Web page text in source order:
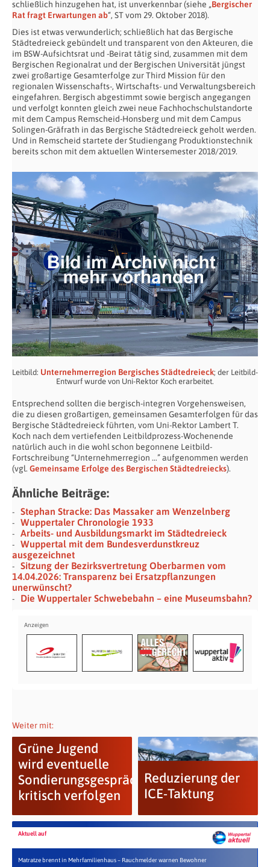
schließlich hinzugehen hat, ist unverkennbar (siehe „Bergischer
Rat fragt Erwartungen ab“, ST vom 29. Oktober 2018).
Dies ist etwas verwunderlich; schließlich hat das Bergische
Städtedreieck gebündelt und transparent von den Akteuren, die
im BSW-Aufsichtsrat und -Beirat tätig sind, zusammen mit dem
Bergischen Regionalrat und der Bergischen Universität jüngst
zwei großartige Gesamterfolge zur Third Mission für den
regionalen Wissenschafts-, Wirtschafts- und Verwaltungsbereich
eingefahren. Bergisch abgestimmt sowie bergisch angegangen
und verfolgt konnten gleich zwei neue Fachhochschulstandorte
mit dem Campus Remscheid-Honsberg und mit dem Campus
Solingen-Gräfrath in das Bergische Städtedreieck geholt werden.
Und in Remscheid startete der Studiengang Produktionstechnik
bereits schon mit dem aktuellen Wintersemester 2018/2019.
Leitbild: Unternehmerregion Bergisches Städtedreieck; der Leitbild-
Entwurf wurde von Uni-Rektor Koch erarbeitet.
Entsprechend sollten die bergisch-integren Vorgehensweisen,
die zu diesen großartigen, gemeinsamen Gesamterfolgen für das
Bergische Städtedreieck führten, vom Uni-Rektor Lambert T.
Koch nach dem vertiefenden Leitbildprozess-Wochenende
natürlich auch in die wohl schon begonnene Leitbild-
Fortschreibung “Unternehmerregion …” aufgenommen werden
(vgl. Gemeinsame Erfolge des Bergischen Städtedreiecks).
Ähnliche Beiträge:
Stephan Stracke: Das Massaker am Wenzelnberg
Wuppertaler Chronologie 1933
Arbeits- und Ausbildungsmarkt im Städtedreieck
Wuppertal mit dem Bundesverdunstkreuz
ausgezeichnet
Sitzung der Bezirksvertretung Oberbarmen vom
14.04.2026: Transparenz bei Ersatzpflanzungen
unerwünscht?
Die Wuppertaler Schwebebahn – eine Museumsbahn?
Weiter mit:
Grüne Jugend
wird eventuelle
Sondierungsgespräche
kritisch verfolgen
Reduzierung der
ICE-Taktung
Aktuell auf
Matratze brennt in Mehrfamilienhaus – Rauchmelder warnen Bewohner